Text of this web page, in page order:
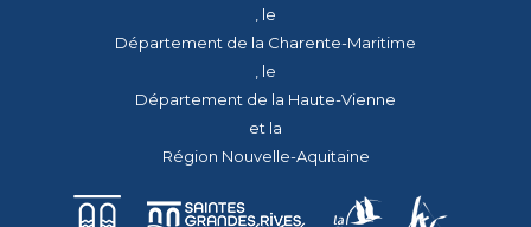
, le
Département de la Charente-Maritime
, le
Département de la Haute-Vienne
et la
Région Nouvelle-Aquitaine